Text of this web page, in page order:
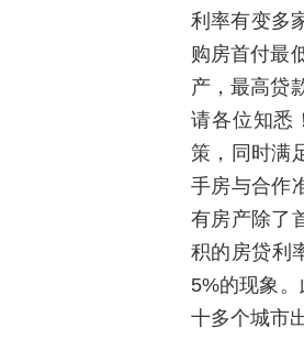
利率有变多
购房首付最
产，最高贷
请各位知悉
策，同时满
手房与合作
有房产除了
积的房贷利
5%的现象
十多个城市